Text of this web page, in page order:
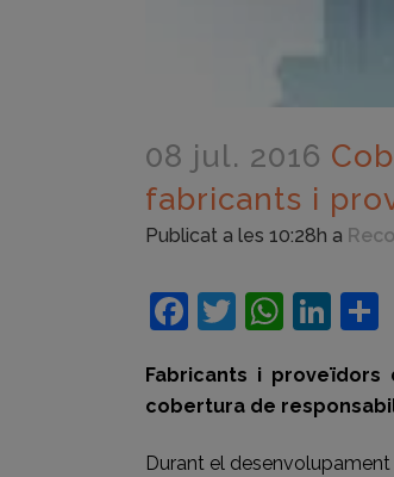
08 jul. 2016
fabricants i
Publicat a les 10:28h a
Facebook
Twitter
Fabricants i
cobertura de
Durant el